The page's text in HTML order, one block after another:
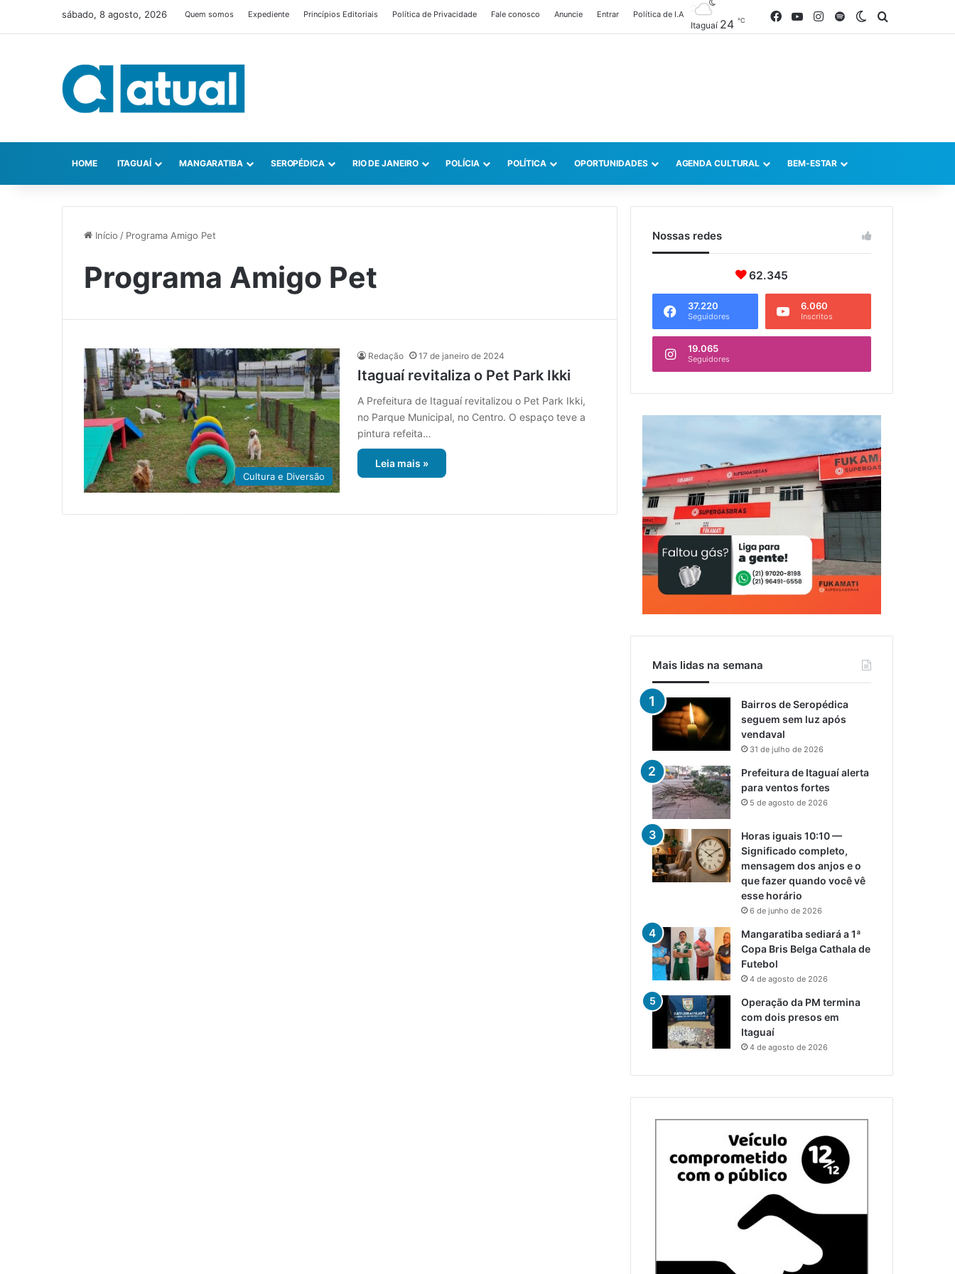
sábado, 8 agosto, 2026 Quem somos Expediente Princípios Editoriais Política de Privacidade Fale conosco Anuncie Entrar Política de I.A
Itaguaí 24 ℃ FacebookYouTubeInstagram
SpotifySwitch skin
HOME ITAGUAÍ MANGARATIBA SEROPÉDICA RIO DE JANEIRO POLÍCIA POLÍTICA OPORTUNIDADES AGENDA CULTURAL BEM-ESTAR
Início / Programa Amigo Pet
Programa Amigo Pet
Cultura e Diversão
Redação 17 de janeiro de 2024
Itaguaí revitaliza o Pet Park Ikki
A Prefeitura de Itaguaí revitalizou o Pet Park Ikki,
no Parque Municipal, no Centro. O espaço teve a
pintura refeita…
Leia mais »
Nossas redes
62.345
37.220
Seguidores
6.060
Inscritos
19.065
Seguidores
Mais lidas na semana
Bairros de Seropédica
seguem sem luz após
vendaval
31 de julho de 2026
Prefeitura de Itaguaí alerta
para ventos fortes
5 de agosto de 2026
Horas iguais 10:10 —
Significado completo,
mensagem dos anjos e o
que fazer quando você vê
esse horário
6 de junho de 2026
Mangaratiba sediará a 1ª
Copa Bris Belga Cathala de
Futebol
4 de agosto de 2026
Operação da PM termina
com dois presos em
Itaguaí
4 de agosto de 2026